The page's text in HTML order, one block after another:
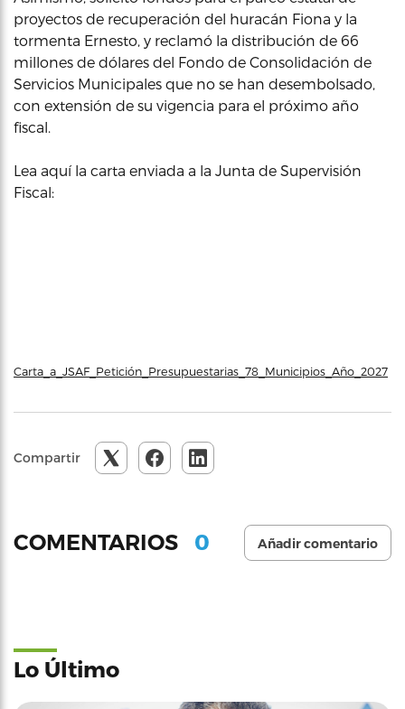
proyectos de recuperación del huracán Fiona y la
tormenta Ernesto, y reclamó la distribución de 66
millones de dólares del Fondo de Consolidación de
Servicios Municipales que no se han desembolsado,
con extensión de su vigencia para el próximo año
fiscal.
Lea aquí la carta enviada a la Junta de Supervisión
Fiscal:
Carta_a_JSAF_Petición_Presupuestarias_78_Municipios_Año_2027
Compartir
COMENTARIOS 0 Añadir comentario
Lo Último